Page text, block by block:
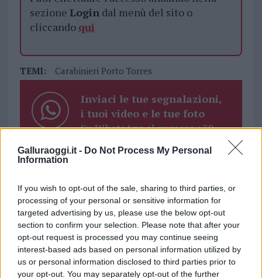
Galluraoggi.it - Do Not Process My Personal
Information
If you wish to opt-out of the sale, sharing to third parties, or
processing of your personal or sensitive information for
targeted advertising by us, please use the below opt-out
section to confirm your selection. Please note that after your
opt-out request is processed you may continue seeing
interest-based ads based on personal information utilized by
us or personal information disclosed to third parties prior to
your opt-out. You may separately opt-out of the further
sezione Logindal menù del sito o
cliccando qui
TEMI: Carabinieri Porto Torres
Inviaci le tue segnalazioni,
i tuoi video e le tue foto
Su WhatsApp al numero +39
Notizie in tempo reale?
Entra nel canale telegram di
GalluraOggi.it